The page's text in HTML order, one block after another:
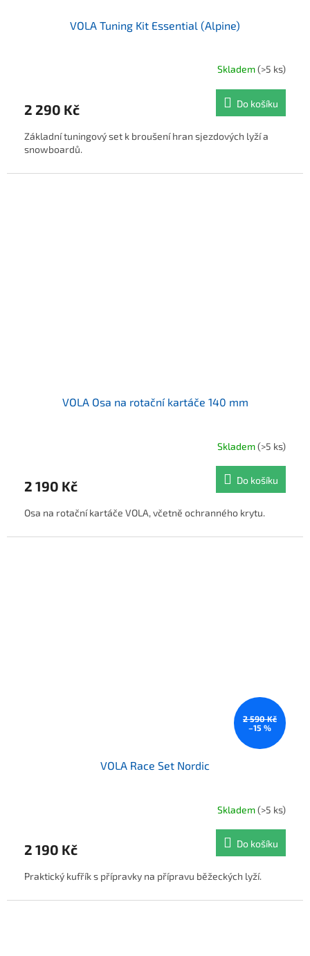
VOLA Tuning Kit Essential (Alpine)
Skladem(>5 ks)
2 290 Kč Do košíku
Základní tuningový set k broušení hran sjezdových lyží a
snowboardů.
VOLA Osa na rotační kartáče 140 mm
Skladem(>5 ks)
2 190 Kč Do košíku
Osa na rotační kartáče VOLA, včetně ochranného krytu.
2 590 Kč
–15 %
VOLA Race Set Nordic
Skladem(>5 ks)
2 190 Kč Do košíku
Praktický kufřík s přípravky na přípravu běžeckých lyží.